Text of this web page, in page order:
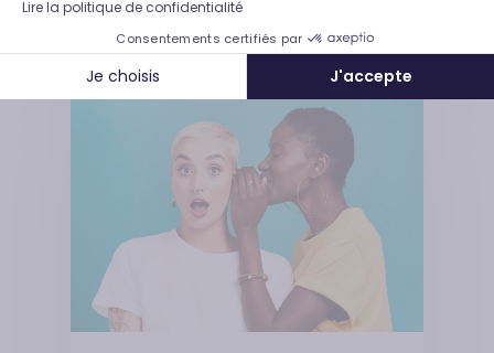
Lire la politique de confidentialité
Consentements certifiés par
Je choisis J'accepte